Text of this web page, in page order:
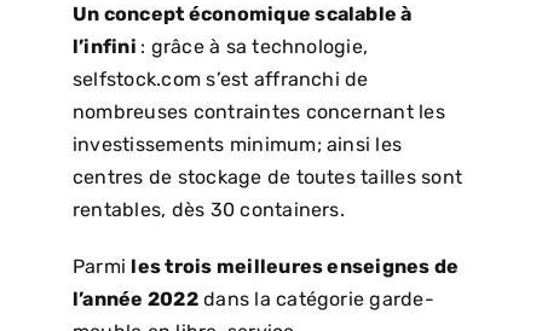
Un concept économique scalable à
l’infini : grâce à sa technologie,
selfstock.com s’est affranchi de
nombreuses contraintes concernant les
investissements minimum; ainsi les
centres de stockage de toutes tailles sont
rentables, dès 30 containers.
Parmi les trois meilleures enseignes de
l’année 2022dans la catégorie garde-